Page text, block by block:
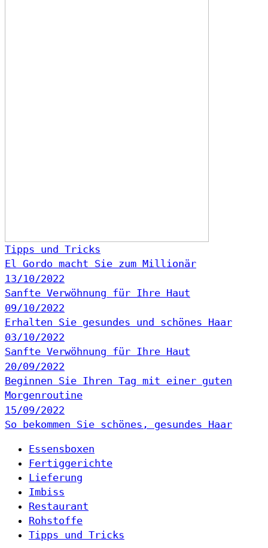
Tipps und Tricks
El Gordo macht Sie zum Millionär
13/10/2022
Sanfte Verwöhnung für Ihre Haut
09/10/2022
Erhalten Sie gesundes und schönes Haar
03/10/2022
Sanfte Verwöhnung für Ihre Haut
20/09/2022
Beginnen Sie Ihren Tag mit einer guten
Morgenroutine
15/09/2022
So bekommen Sie schönes, gesundes Haar
Essensboxen
Fertiggerichte
Lieferung
Imbiss
Restaurant
Rohstoffe
Tipps und Tricks